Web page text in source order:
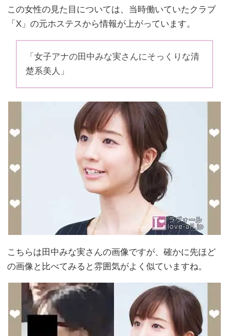
この女性の見た目については、当時働いていたクラブ
「X」の元ホステスから情報が上がっています。
「女子アナの田中みな実さんにそっくりな清
楚系美人」
こちらは田中みな実さんの画像ですが、確かに先ほど
の画像と比べてみると雰囲気がよく似ていますね。